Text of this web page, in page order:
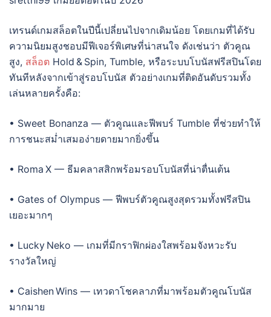
เทรนด์เกมสล็อตในปีนี้เปลี่ยนไปจากเดิมน้อย โดยเกมที่ได้รับ
ความนิยมสูงชอบมีฟีเจอร์พิเศษที่น่าสนใจ ดังเช่นว่า ตัวคูณ
สูง, สล็อต Hold & Spin, Tumble, หรือระบบโบนัสฟรีสปินโดย
ทันทีหลังจากเข้าสู่รอบโบนัส ตัวอย่างเกมที่ติดอันดับรวมทั้ง
เล่นหลายครั้งคือ:
• Sweet Bonanza — ตัวคูณและฟีพบร์ Tumble ที่ช่วยทำให้
การชนะสม่ำเสมอง่ายดายมากยิ่งขึ้น
• Roma X — ธีมคลาสสิกพร้อมรอบโบนัสที่น่าตื่นเต้น
• Gates of Olympus — ฟีพบร์ตัวคูณสูงสุดรวมทั้งฟรีสปิน
เยอะมากๆ
• Lucky Neko — เกมที่มีกราฟิกผ่องใสพร้อมจังหวะรับ
รางวัลใหญ่
• Caishen Wins — เทวดาโชคลาภที่มาพร้อมตัวคูณโบนัส
มากมาย